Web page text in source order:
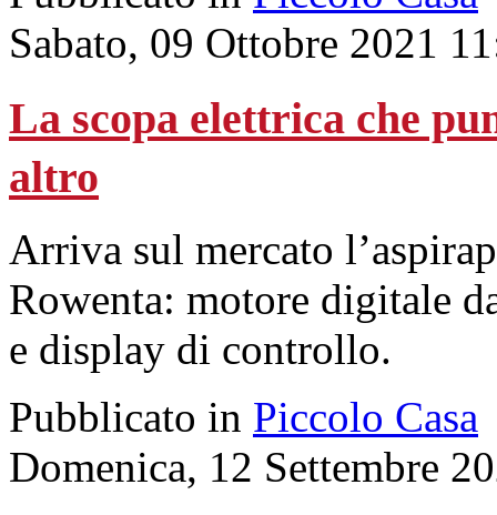
Sabato, 09 Ottobre 2021
La scopa elettrica che
altro
Arriva sul mercato
Rowenta: motore digitale
e display di controllo.
Pubblicato in Piccolo Casa
Domenica, 12 Settembre